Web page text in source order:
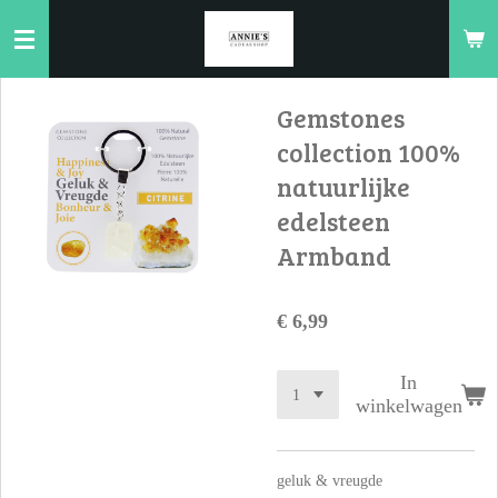
direct
naar
hoofdinhoud
Gemstones
collection 100%
natuurlijke
edelsteen
Armband
€ 6,99
In
winkelwagen
geluk & vreugde